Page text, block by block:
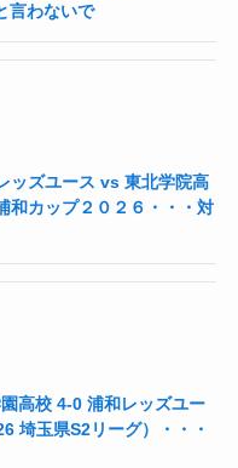
言わないで
ッズユース vs 東北学院高
和カップ２０２６・・・対
高校 4-0 浦和レッズユー
埼玉県S2リーグ）・・・